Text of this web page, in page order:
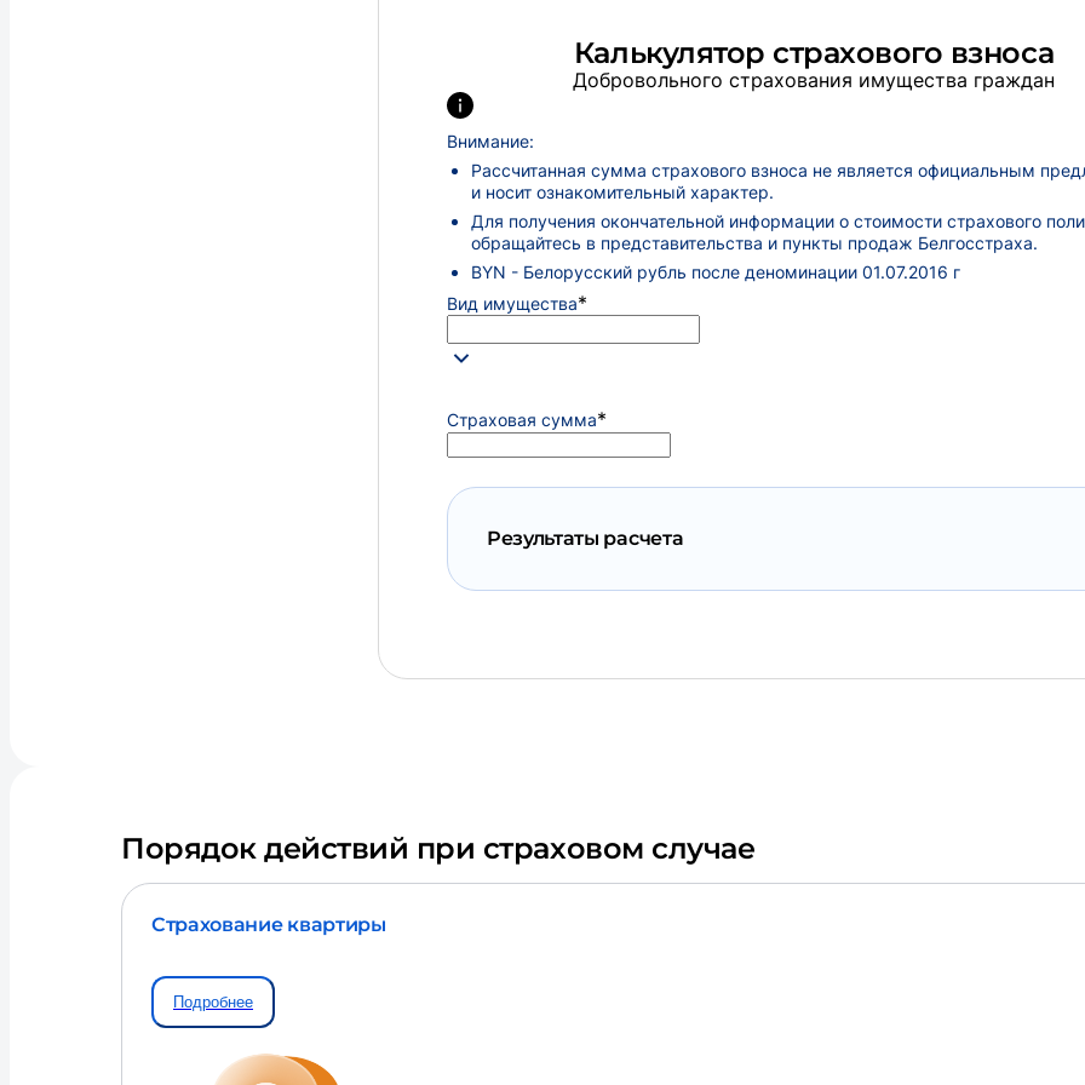
Калькулятор страхового взноса
Добровольного страхования имущества граждан
Внимание:
Рассчитанная сумма страхового взноса не является официальным
и носит ознакомительный характер.
Для получения окончательной информации о стоимости страхового
обращайтесь в представительства и пункты продаж Белгосстраха.
BYN - Белорусский рубль после деноминации 01.07.2016 г
Вид имущества*
Страховая сумма*
Результаты расчета
Порядок действий при страховом случае
Страхование квартиры
Подробнее